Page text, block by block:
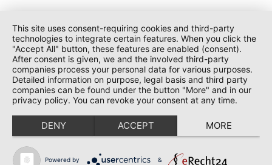
This site uses consent-requiring cookies and third-party
technologies to integrate certain features. When you click the
"Accept All" button, these features are enabled (consent).
After consent is given, we and the involved third-party
companies process your personal data for various purposes.
Detailed information on purpose, legal basis and third party
companies can be found under the button "More" and in our
privacy policy. You can revoke your consent at any time.
DENY ACCEPT MORE
Powered by &